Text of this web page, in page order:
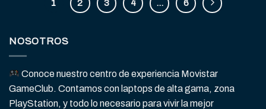
1 2 3 4 … 6
NOSOTROS
Conoce nuestro centro de experiencia Movistar
GameClub. Contamos con laptops de alta gama, zona
PlayStation, y todo lo necesario para vivir la mejor